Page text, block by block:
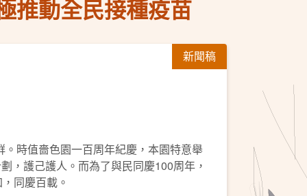
推動全民接種疫苗
新聞稿
時值嗇色園一百周年紀慶，本園特意舉
，護己護人。而為了與民同慶100周年，
同慶百載。